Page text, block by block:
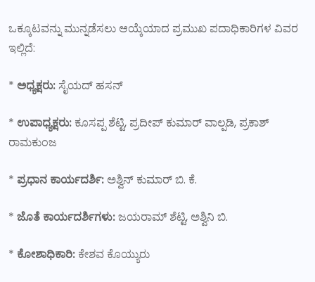
ಒಕ್ಕೂಟವನ್ನು ಮುನ್ನಡೆಸಲು ಆಯ್ಕೆಯಾದ ಪ್ರಮುಖ ಪದಾಧಿಕಾರಿಗಳ ವಿವರ
ಇಲ್ಲಿದೆ:
* ಅಧ್ಯಕ್ಷರು: ಸೈಯದ್ ಹಸನ್
* ಉಪಾಧ್ಯಕ್ಷರು: ಕೂಸಪ್ಪ ಶೆಟ್ಟಿ, ಪ್ರದೀಪ್ ಕುಮಾರ್ ವಾಲ್ಪಡಿ, ಪ್ರಕಾಶ್
ರಾಮಕುಂಜ
* ಪ್ರಧಾನ ಕಾರ್ಯದರ್ಶಿ: ಅಶ್ವಿನ್ ಕುಮಾರ್ ಬಿ. ಕೆ.
* ಜೊತೆ ಕಾರ್ಯದರ್ಶಿಗಳು:ಜಯರಾಮ್ ಶೆಟ್ಟಿ, ಅಶ್ವಿನಿ ಬಿ.
* ಕೋಶಾಧಿಕಾರಿ: ಕೇಶವ ಕೊಯ್ಯುರು